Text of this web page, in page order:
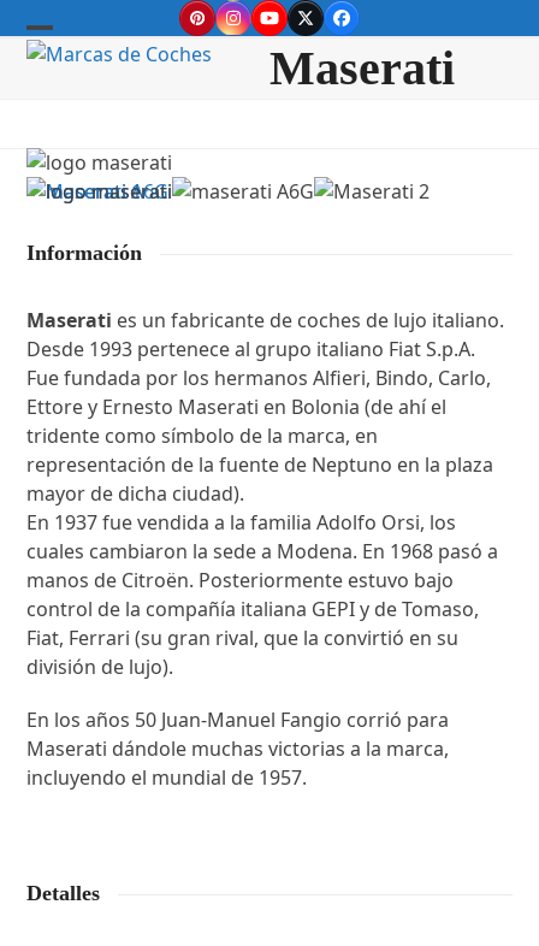
to
PinterestInstagram
YouTube
TwitterFacebook
Open
Close
Maserati
Información
Maserati es un fabricante de coches de lujo italiano.
Desde 1993 pertenece al grupo italiano Fiat S.p.A.
Fue fundada por los hermanos Alfieri, Bindo, Carlo,
Ettore y Ernesto Maserati en Bolonia (de ahí el
tridente como símbolo de la marca, en
representación de la fuente de Neptuno en la plaza
mayor de dicha ciudad).
En 1937 fue vendida a la familia Adolfo Orsi, los
cuales cambiaron la sede a Modena. En 1968 pasó a
manos de Citroën. Posteriormente estuvo bajo
control de la compañía italiana GEPI y de Tomaso,
Fiat, Ferrari (su gran rival, que la convirtió en su
división de lujo).
En los años 50 Juan-Manuel Fangio corrió para
Maserati dándole muchas victorias a la marca,
incluyendo el mundial de 1957.
Detalles